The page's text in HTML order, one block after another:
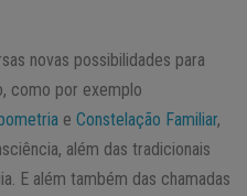
novas possibilidades para
como por exemplo
e Constelação Familiar,
além das tradicionais
E além também das chamadas